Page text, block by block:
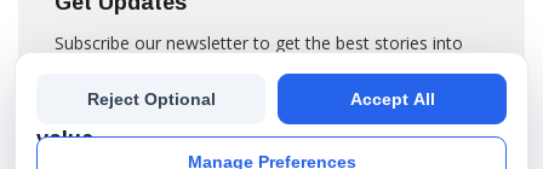
Subscribe our newsletter to get the best stories into
value
Manage Preferences
Reject Optional Accept All